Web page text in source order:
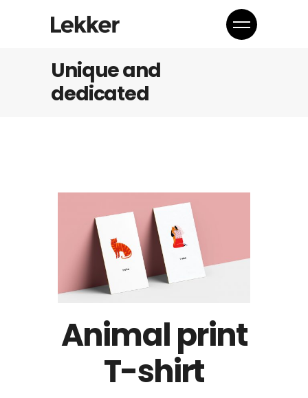
Unique and
dedicated
Animal print
T-shirt